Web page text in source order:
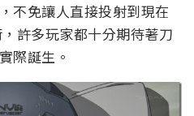
不免讓人直接投射到現在
許多玩家都十分期待著刀
際誕生。